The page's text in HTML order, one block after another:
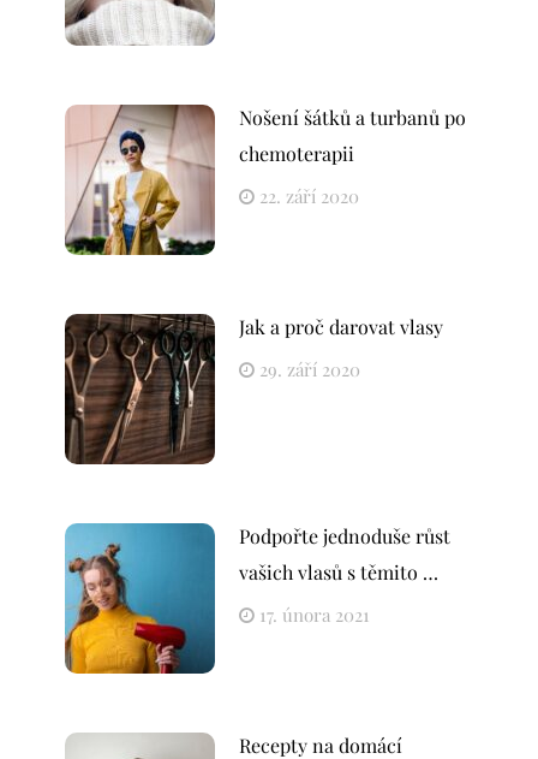
Nošení šátků a turbanů po
chemoterapii
22. září 2020
Jak a proč darovat vlasy
29. září 2020
Podpořte jednoduše růst
vašich vlasů s těmito …
17. února 2021
Recepty na domácí